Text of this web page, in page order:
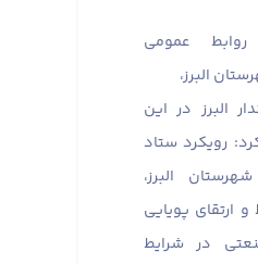
عمومی
البرز،
البرز در این
رویکرد ستاد
البرز،
ارتقای پویایی
در شرایط